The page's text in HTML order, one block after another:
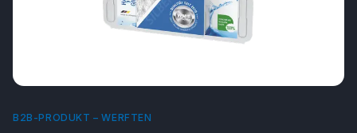
B2B-PRODUKT –WERFTEN